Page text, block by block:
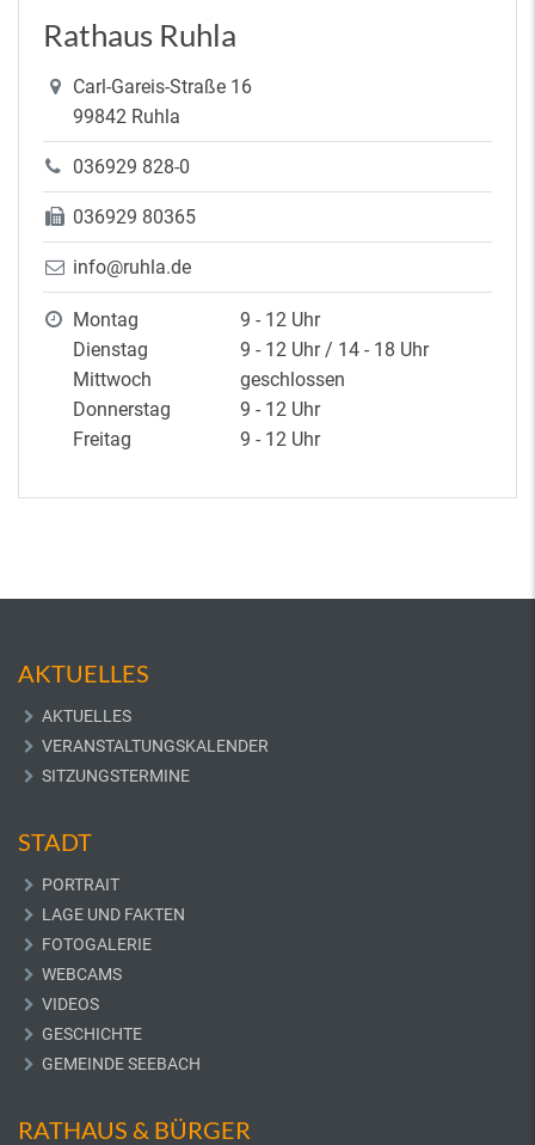
Rathaus Ruhla
Carl-Gareis-Straße 16
99842 Ruhla
036929 828-0
036929 80365
info@ruhla.de
Montag
9 - 12 Uhr
Dienstag
9 - 12 Uhr / 14 - 18 Uhr
Mittwoch
geschlossen
Donnerstag
9 - 12 Uhr
Freitag
9 - 12 Uhr
AKTUELLES
AKTUELLES
VERANSTALTUNGSKALENDER
SITZUNGSTERMINE
STADT
PORTRAIT
LAGE UND FAKTEN
FOTOGALERIE
WEBCAMS
VIDEOS
GESCHICHTE
GEMEINDE SEEBACH
RATHAUS & BÜRGER